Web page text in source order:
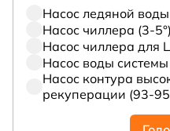
Насос ледяной
Насос чиллера (3-5°)
Насос чиллера для
Насос воды
Насос контура
рекуперации (93-